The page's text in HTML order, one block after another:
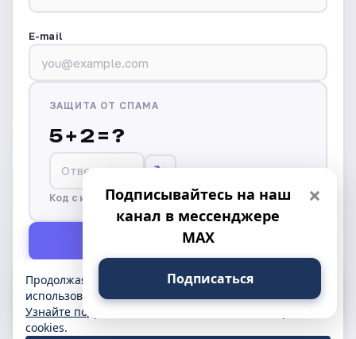
E-mail
ЗАЩИТА ОТ СПАМА
5 + 2 = ?
↻
Код с изображения*
← Назад
Отправить
Продолжая использовать сайт, вы даёте согласие на
использование cookies и обработку своих данных.
Узнайте подробности
cookies.
×
Подписывайтесь на наш
канал в мессенджере
MAX
Подписаться